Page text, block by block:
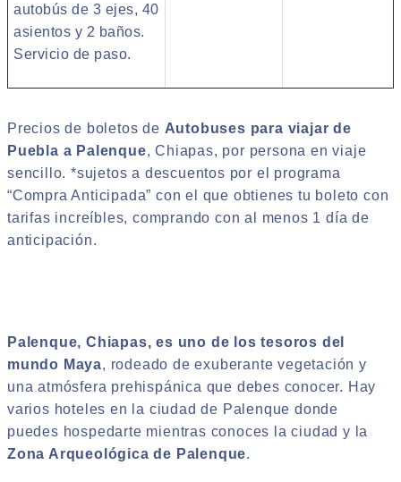
autobús de 3 ejes, 40
asientos y 2 baños.
Servicio de paso.
Precios de boletos de Autobuses para viajar de
Puebla a Palenque, Chiapas, por persona en viaje
sencillo. *sujetos a descuentos por el programa
“Compra Anticipada” con el que obtienes tu boleto con
tarifas increíbles, comprando con al menos 1 día de
anticipación.
Palenque, Chiapas, es uno de los tesoros del
mundo Maya, rodeado de exuberante vegetación y
una atmósfera prehispánica que debes conocer. Hay
varios hoteles en la ciudad de Palenque donde
puedes hospedarte mientras conoces la ciudad y la
Zona Arqueológica de Palenque.